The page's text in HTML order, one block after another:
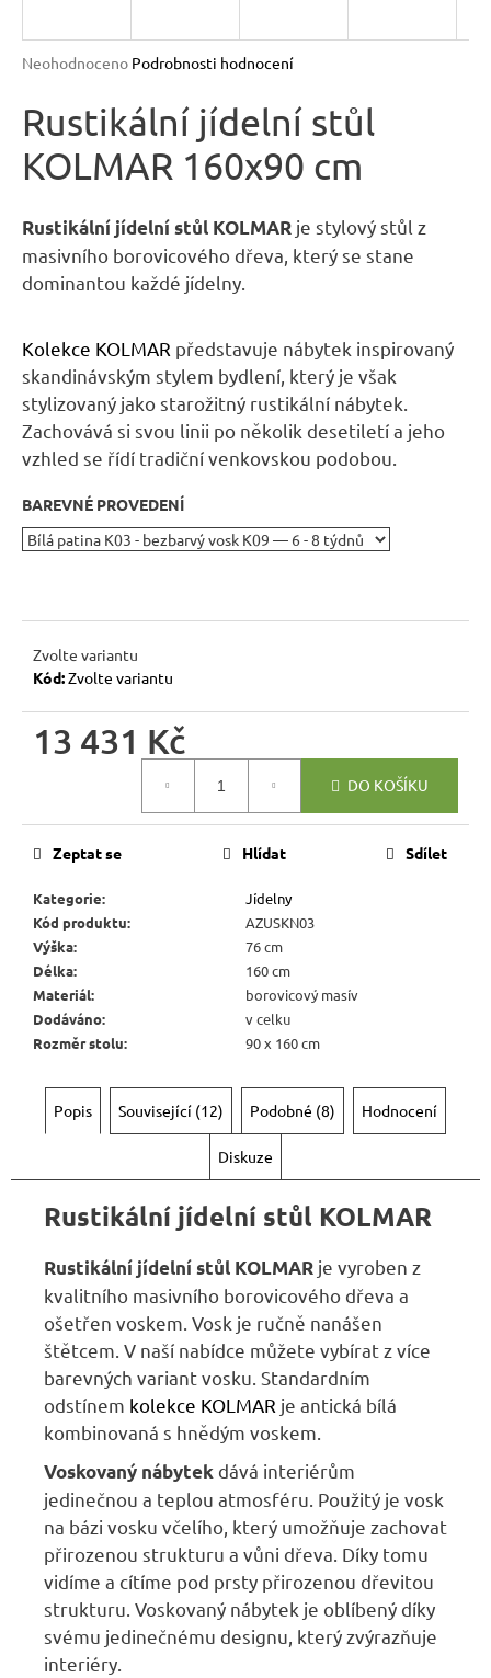
Průměrné
produktu
je
0,0
z
hvězdiček.
Neohodnoceno Podrobnosti hodnocení
Rustikální jídelní stůl
KOLMAR 160x90 cm
Rustikální jídelní stůl KOLMAR je stylový stůl z
masivního borovicového dřeva, který se stane
dominantou každé jídelny.
Kolekce KOLMAR představuje nábytek inspirovaný
skandinávským stylem bydlení, který je však
stylizovaný jako starožitný rustikální nábytek.
Zachovává si svou linii po několik desetiletí a jeho
vzhled se řídí tradiční venkovskou podobou.
BAREVNÉ PROVEDENÍ
Zvolte variantu
Kód:Zvolte variantu
13 431 Kč
DO KOŠÍKU
Kategorie:
Jídelny
Kód produktu:
AZUSKN03
Výška:
76 cm
Délka:
160 cm
Materiál:
borovicový masív
Dodáváno:
v celku
Rozměr stolu: 90 x 160 cm
Zeptat se Hlídat Sdílet
Popis Související (12) Podobné (8) Hodnocení
Diskuze
Rustikální jídelní stůl KOLMAR
Rustikální jídelní stůl KOLMAR je vyroben z
kvalitního masivního borovicového dřeva a
ošetřen voskem. Vosk je ručně nanášen
štětcem. V naší nabídce můžete vybírat z více
barevných variant vosku. Standardním
odstínem kolekce KOLMAR je antická bílá
kombinovaná s hnědým voskem.
Voskovaný nábytekdává interiérům
jedinečnou a teplou atmosféru. Použitý je vosk
na bázi vosku včelího, který umožňuje zachovat
přirozenou strukturu a vůni dřeva. Díky tomu
vidíme a cítíme pod prsty přirozenou dřevitou
strukturu. Voskovaný nábytek je oblíbený díky
svému jedinečnému designu, který zvýrazňuje
interiéry.
a
í
t
?
HLEDAT
D
o
p
o
r
u
č
e
m
RUSTIKÁLNÍ
HOME
344
Kč
Původně:
160
Kč